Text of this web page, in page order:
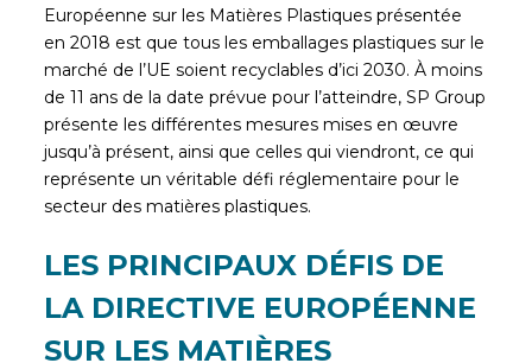
Européenne sur les Matières Plastiques présentée
en 2018 est que tous les emballages plastiques sur le
marché de l’UE soient recyclables d’ici 2030. À moins
de 11 ans de la date prévue pour l’atteindre, SP Group
présente les différentes mesures mises en œuvre
jusqu’à présent, ainsi que celles qui viendront, ce qui
représente un véritable défi réglementaire pour le
secteur des matières plastiques.
LES PRINCIPAUX DÉFIS DE
LA DIRECTIVE EUROPÉENNE
SUR LES MATIÈRES